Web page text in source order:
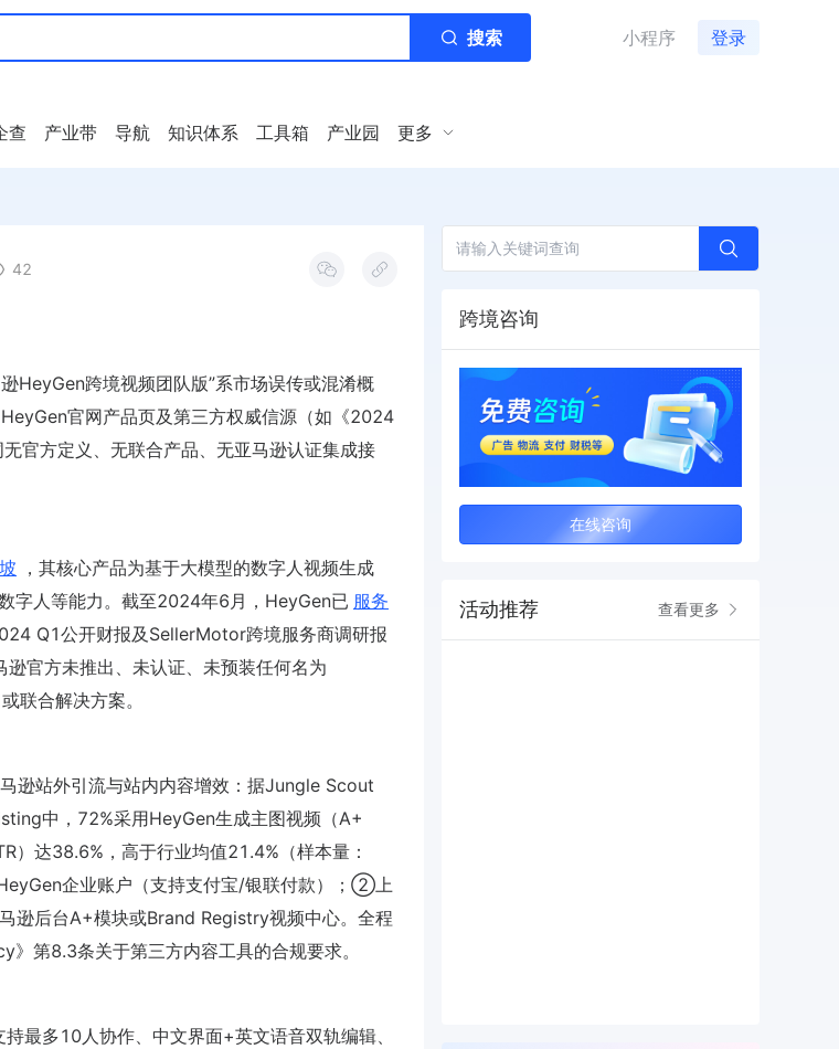
搜索 小程序 登录
查 产业带 导航 知识体系 工具箱 产业园 更多
42
HeyGen跨境视频团队版”系市场误传或混淆概
官网产品页及第三方权威信源（如《2024
官方定义、无联合产品、无亚马逊认证集成接
，其核心产品为基于大模型的数字人视频生成
字人等能力。截至2024年6月，HeyGen已 服务
Q1公开财报及SellerMotor跨境服务商调研报
官方未推出、未认证、未预装任何名为
联合解决方案。
逊站外引流与站内内容增效：据Jungle Scout
中，72%采用HeyGen生成主图视频（A+
达38.6%，高于行业均值21.4%（样本量：
企业账户（支持支付宝/银联付款）；②上
逊后台A+模块或Brand Registry视频中心。全程
第8.3条关于第三方内容工具的合规要求。
最多10人协作、中文界面+英文语音双轨编辑、
跨境咨询
在线咨询
活动推荐 查看更多